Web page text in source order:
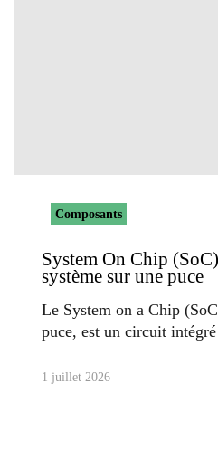
Composants
System On Chip
système sur une puce
Le System on a Chip
puce, est un circuit intégré
1 juillet 2026